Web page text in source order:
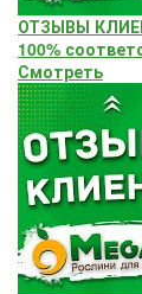
ОТЗЫВЫ
100%
Смотреть